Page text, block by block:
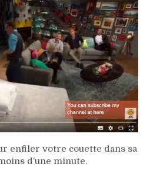
enfiler votre couette dans sa
d’une minute.